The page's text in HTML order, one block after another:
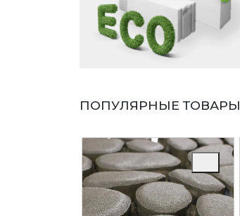
ПОПУЛЯРНЫЕ ТОВАРЫ